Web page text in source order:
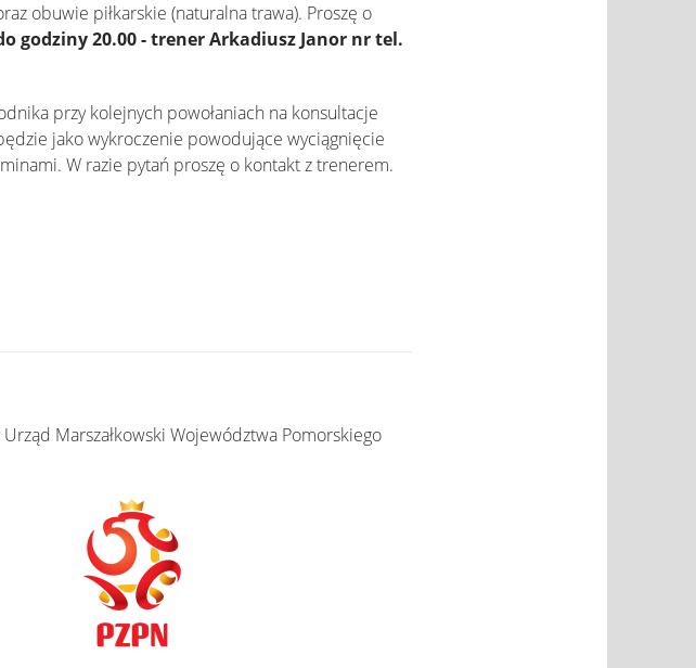
obuwie piłkarskie (naturalna trawa). Proszę o
godziny 20.00 - trener Arkadiusz Janor nr tel.
przy kolejnych powołaniach na konsultacje
jako wykroczenie powodujące wyciągnięcie
W razie pytań proszę o kontakt z trenerem.
Marszałkowski Województwa Pomorskiego